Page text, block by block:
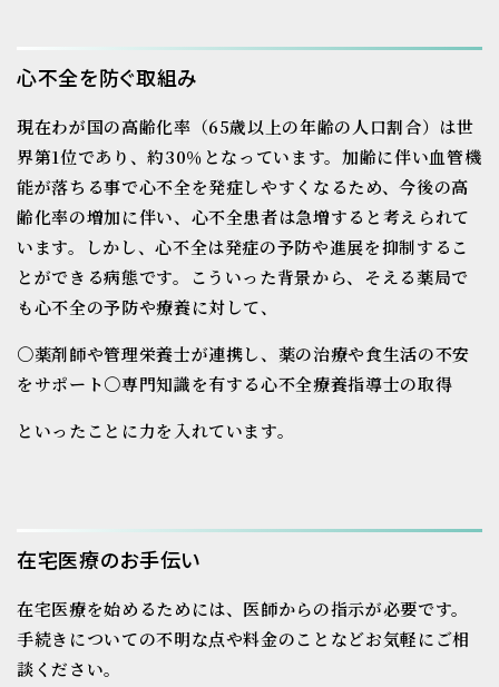
心不全を防ぐ取組み
現在わが国の高齢化率（65歳以上の年齢の人口割合）は世
界第1位であり、約30％となっています。加齢に伴い血管機
能が落ちる事で心不全を発症しやすくなるため、今後の高
齢化率の増加に伴い、心不全患者は急増すると考えられて
います。しかし、心不全は発症の予防や進展を抑制するこ
とができる病態です。
こういった背景から、そえる薬局で
も心不全の予防や療養に対して、
〇薬剤師や管理栄養士が連携し、薬の治療や食生活の不安
をサポート〇専門知識を有する心不全療養指導士の取得
といったことに力を入れています。
在宅医療のお手伝い
在宅医療を始めるためには、医師からの指示が必要です。
手続きについての不明な点や料金のことなどお気軽にご相
談ください。